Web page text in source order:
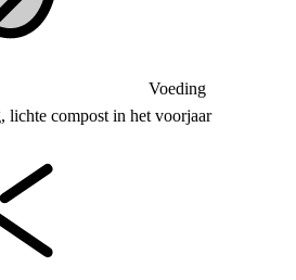
Voeding
lichte compost in het voorjaar